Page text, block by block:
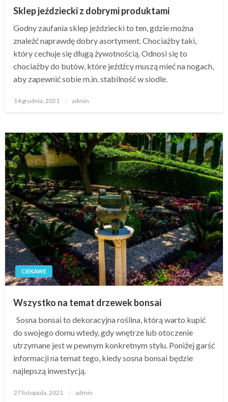
Sklep jeździecki z dobrymi produktami
Godny zaufania sklep jeździecki to ten, gdzie można
znaleźć naprawdę dobry asortyment. Chociażby taki,
który cechuje się długą żywotnością. Odnosi się to
chociażby do butów, które jeźdźcy muszą mieć na nogach,
aby zapewnić sobie m.in. stabilność w siodle.
Opublikowane
14 grudnia, 2021 admin
CIEKAWE
Wszystko na temat drzewek bonsai
Sosna bonsai to dekoracyjna roślina, którą warto kupić
do swojego domu wtedy, gdy wnętrze lub otoczenie
utrzymane jest w pewnym konkretnym stylu. Poniżej garść
informacji na temat tego, kiedy sosna bonsai będzie
najlepszą inwestycją.
Opublikowane
27 listopada, 2021 admin